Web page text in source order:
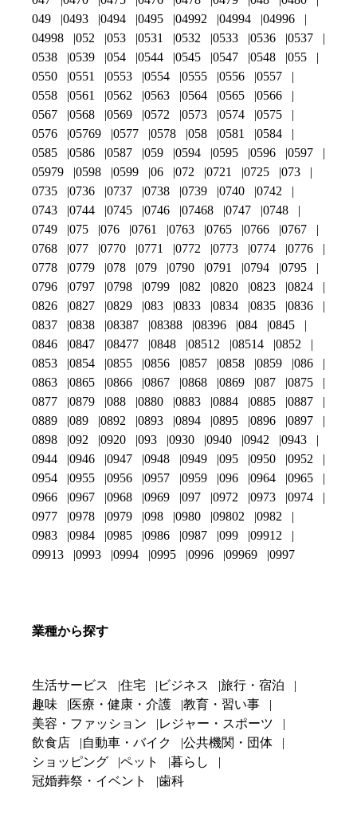
049
0493 0494 0495 04992 04994
04996
04998
052 053 0531 0532 0533 0536
0537
0538
0539 054 0544 0545 0547 0548
055
0550
0551 0553 0554 0555 0556
0557
0558
0561 0562 0563 0564 0565
0566
0567
0568 0569 0572 0573 0574
0575
0576
05769 0577 0578 058 0581
0584
0585
0586 0587 059 0594 0595 0596
0597
05979
0598 0599 06 072 0721 0725
073
0735
0736 0737 0738 0739 0740
0742
0743
0744 0745 0746 07468 0747
0748
0749
075 076 0761 0763 0765 0766
0767
0768
077 0770 0771 0772 0773 0774
0776
0778
0779 078 079 0790 0791 0794
0795
0796
0797 0798 0799 082 0820 0823
0824
0826
0827 0829 083 0833 0834 0835
0836
0837
0838 08387 08388 08396 084
0845
0846
0847 08477 0848 08512 08514
0852
0853
0854 0855 0856 0857 0858 0859
086
0863
0865 0866 0867 0868 0869 087
0875
0877
0879 088 0880 0883 0884 0885
0887
0889
089 0892 0893 0894 0895 0896
0897
0898
092 0920 093 0930 0940 0942
0943
0944
0946 0947 0948 0949 095 0950
0952
0954
0955 0956 0957 0959 096 0964
0965
0966
0967 0968 0969 097 0972 0973
0974
0977
0978 0979 098 0980 09802
0982
0983
0984 0985 0986 0987 099
09912
09913
0993 0994 0995 0996 09969 0997
業種から探す
生活サービス 住宅 ビジネス
旅行・宿泊
趣味
医療・健康・介護
教育・習い事
美容・ファッション
レジャー・スポーツ
飲食店
自動車・バイク
公共機関・団体
ショッピング
ペット
暮らし
冠婚葬祭・イベント
歯科